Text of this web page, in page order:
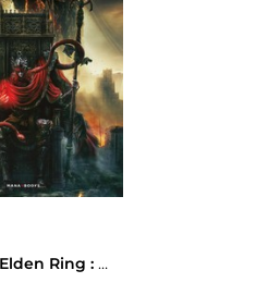
L'art De Elden Ring : Shadow Of The Erdtree